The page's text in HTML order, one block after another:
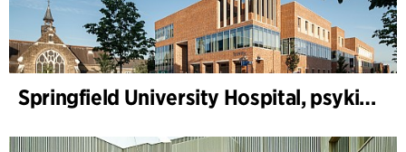
Springfield University Hospital, psykiatri